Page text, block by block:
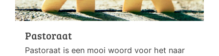
Pastoraat
Pastoraat is een mooi woord voor het naar